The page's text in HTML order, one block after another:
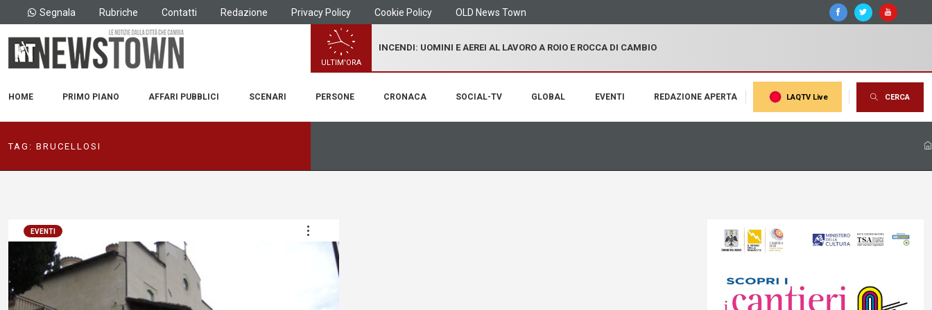
Segnala Rubriche Contatti Redazione Privacy Policy Cookie Policy OLD News Town
ULTIM'ORA
INCENDI: UOMINI E AEREI AL LAVORO A ROIO E ROCCA DI CAMBIO
HOME PRIMO PIANO AFFARI PUBBLICI SCENARI PERSONE CRONACA SOCIAL-TV GLOBAL EVENTI REDAZIONE APERTA LAQTV Live CERCA
TAG: BRUCELLOSI
EVENTI